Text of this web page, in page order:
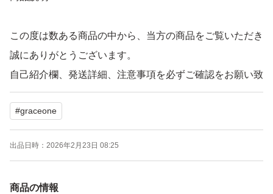
この度は数ある商品の中から、当方の商品をご覧いただき
誠にありがとうございます。
自己紹介欄、発送詳細、注意事項を必ずご確認をお願い致
します。
★化粧品など衛生面に関わる商品については全て間違いな
く未開封、未使用です。ご安心ください。
落札後の取引情報入力画面で、必ず「お届け先住所」をご
#graceone
出品日時： 2026年2月23日 08:25
商品の情報